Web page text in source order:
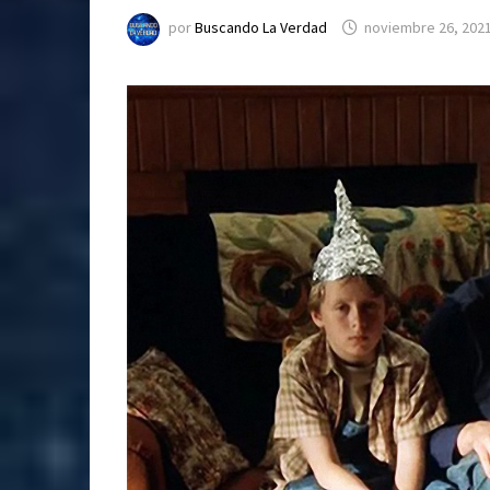
porBuscando La Verdad noviembre 26,